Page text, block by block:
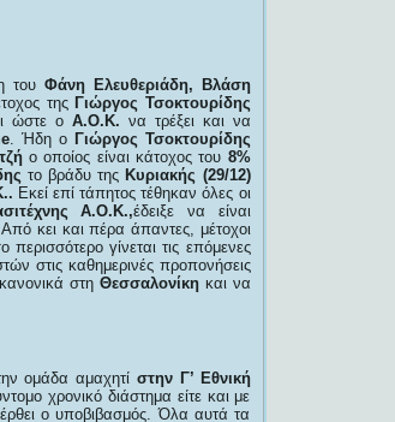
του Φάνη Ελευθεριάδη, Βλάση
τηςΓιώργος Τσοκτουρίδης
ώστε οΑ.Ο.Κ. να τρέξει και να
. Ήδη ο Γιώργος Τσοκτουρίδης
ο οποίος είναι κάτοχος του 8%
το βράδυ τηςΚυριακής (29/12)
Εκεί επί τάπητος τέθηκαν όλες οι
Α.Ο.Κ.,έδειξε να είναι
κει και πέρα άπαντες, μέτοχοι
γίνεται τις επόμενες
στις καθημερινές προπονήσεις
στη Θεσσαλονίκηκαι να
ομάδα αμαχητί στην Γ’ Eθνική
χρονικό διάστημα είτε και με
ο υποβιβασμός. Όλα αυτά τα